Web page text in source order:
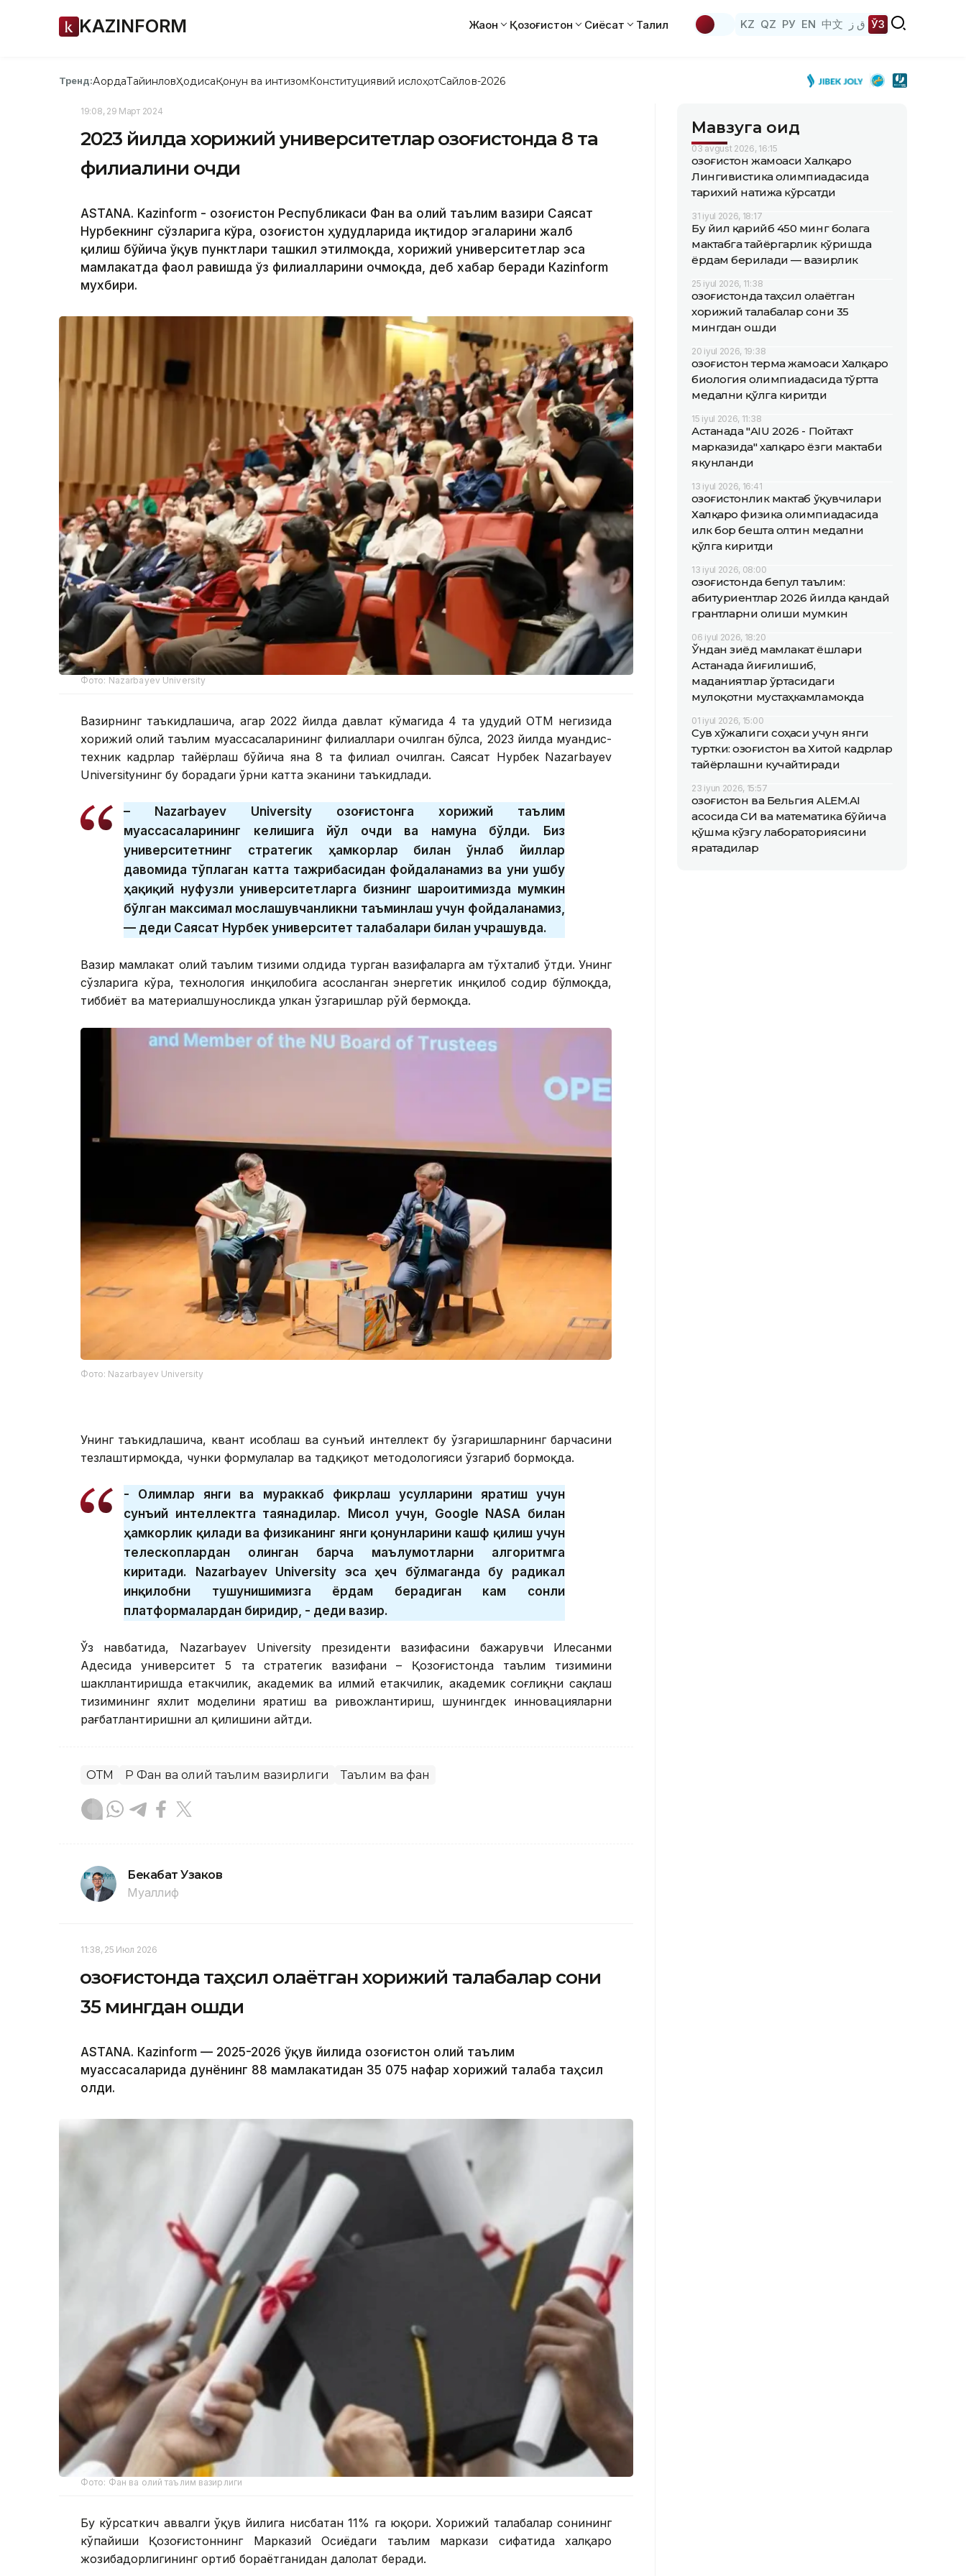
KAZINFORM Жаҳон Қозоғистон Сиёсат Таҳлил KZ QZ РУ EN 中文 ق ز ЎЗ
Тренд:АқордаТайинловҲодисаҚонун ва интизомКонституциявий ислоҳотСайлов-2026
19:08, 29 Март 2024
2023 йилда хорижий университетлар Қозоғистонда 8 та
филиалини очди
ASTANA. Kazinform - Қозоғистон Республикаси Фан ва олий таълим вазири Саясат
Нурбекнинг сўзларига кўра, Қозоғистон ҳудудларида иқтидор эгаларини жалб
қилиш бўйича ўқув пунктлари ташкил этилмоқда, хорижий университетлар эса
мамлакатда фаол равишда ўз филиалларини очмоқда, деб хабар беради Каzinform
мухбири.
Фото: Nazarbayev University
Вазирнинг таъкидлашича, агар 2022 йилда давлат кўмагида 4 та ҳудудий ОТМ негизида
хорижий олий таълим муассасаларининг филиаллари очилган бўлса, 2023 йилда муҳандис-
техник кадрлар тайёрлаш бўйича яна 8 та филиал очилган. Саясат Нурбек Nazarbayev
Universityнинг бу борадаги ўрни катта эканини таъкидлади.
– Nazarbayev University Қозоғистонга хорижий таълим
муассасаларининг келишига йўл очди ва намуна бўлди. Биз
университетнинг стратегик ҳамкорлар билан ўнлаб йиллар
давомида тўплаган катта тажрибасидан фойдаланамиз ва уни ушбу
ҳақиқий нуфузли университетларга бизнинг шароитимизда мумкин
бўлган максимал мослашувчанликни таъминлаш учун фойдаланамиз,
— деди Саясат Нурбек университет талабалари билан учрашувда.
Вазир мамлакат олий таълим тизими олдида турган вазифаларга ҳам тўхталиб ўтди. Унинг
сўзларига кўра, технология инқилобига асосланган энергетик инқилоб содир бўлмоқда,
тиббиёт ва материалшуносликда улкан ўзгаришлар рўй бермоқда.
Фото: Nazarbayev University
Унинг таъкидлашича, квант ҳисоблаш ва сунъий интеллект бу ўзгаришларнинг барчасини
тезлаштирмоқда, чунки формулалар ва тадқиқот методологияси ўзгариб бормоқда.
- Олимлар янги ва мураккаб фикрлаш усулларини яратиш учун
сунъий интеллектга таянадилар. Мисол учун, Google NASA билан
ҳамкорлик қилади ва физиканинг янги қонунларини кашф қилиш учун
телескоплардан олинган барча маълумотларни алгоритмга
киритади. Nazarbayev University эса ҳеч бўлмаганда бу радикал
инқилобни тушунишимизга ёрдам берадиган кам сонли
платформалардан биридир, - деди вазир.
Ўз навбатида, Nazarbayev University президенти вазифасини бажарувчи Илесанми
Адесида университет 5 та стратегик вазифани – Қозоғистонда таълим тизимини
шакллантиришда етакчилик, академик ва илмий етакчилик, академик соғлиқни сақлаш
тизимининг яхлит моделини яратиш ва ривожлантириш, шунингдек инновацияларни
рағбатлантиришни ҳал қилишини айтди.
ОТМ ҚР Фан ва олий таълим вазирлиги Таълим ва фан
Бекабат Узаков
Муаллиф
11:38, 25 Июл 2026
Қозоғистонда таҳсил олаётган хорижий талабалар сони
35 мингдан ошди
ASTANА. Кazinform — 2025-2026 ўқув йилида Қозоғистон олий таълим
муассасаларида дунёнинг 88 мамлакатидан 35 075 нафар хорижий талаба таҳсил
олди.
Фото: Фан ва олий таълим вазирлиги
Бу кўрсаткич аввалги ўқув йилига нисбатан 11% га юқори. Хорижий талабалар сонининг
кўпайиши Қозоғистоннинг Марказий Осиёдаги таълим маркази сифатида халқаро
жозибадорлигининг ортиб бораётганидан далолат беради.
Мавзуга оид
03 avgust 2026, 16:15
Қозоғистон жамоаси Халқаро
Лингивистика олимпиадасида
тарихий натижа кўрсатди
31 iyul 2026, 18:17
Бу йил қарийб 450 минг болага
мактабга тайёргарлик кўришда
ёрдам берилади — вазирлик
25 iyul 2026, 11:38
Қозоғистонда таҳсил олаётган
хорижий талабалар сони 35
мингдан ошди
20 iyul 2026, 19:38
Қозоғистон терма жамоаси Халқаро
биология олимпиадасида тўртта
медални қўлга киритди
15 iyul 2026, 11:38
Астанада "AIU 2026 - Пойтахт
марказида" халқаро ёзги мактаби
якунланди
13 iyul 2026, 16:41
Қозоғистонлик мактаб ўқувчилари
Халқаро физика олимпиадасида
илк бор бешта олтин медални
қўлга киритди
13 iyul 2026, 08:00
Қозоғистонда бепул таълим:
абитуриентлар 2026 йилда қандай
грантларни олиши мумкин
06 iyul 2026, 18:20
Ўндан зиёд мамлакат ёшлари
Астанада йиғилишиб,
маданиятлар ўртасидаги
мулоқотни мустаҳкамламоқда
01 iyul 2026, 15:00
Сув хўжалиги соҳаси учун янги
туртки: Қозоғистон ва Хитой кадрлар
тайёрлашни кучайтиради
23 iyun 2026, 15:57
Қозоғистон ва Бельгия ALEM.AI
асосида СИ ва математика бўйича
қўшма кўзгу лабораториясини
яратадилар